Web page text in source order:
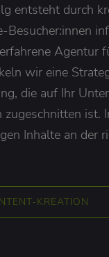
entsteht durch
Besucher:innen
Agentur
wir eine
die auf Ihr
zugeschnitten ist.
Inhalte an der
KREATION